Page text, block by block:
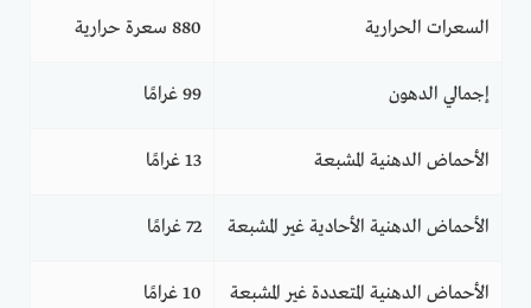
السعرات الحرارية 880 سعرة حرارية
إجمالي الدهون 99 غرامًا
الأحماض الدهنية المشبعة 13 غرامًا
الأحماض الدهنية الأحادية غير المشبعة 72 غرامًا
الأحماض الدهنية المتعددة غير المشبعة 10 غرامًا